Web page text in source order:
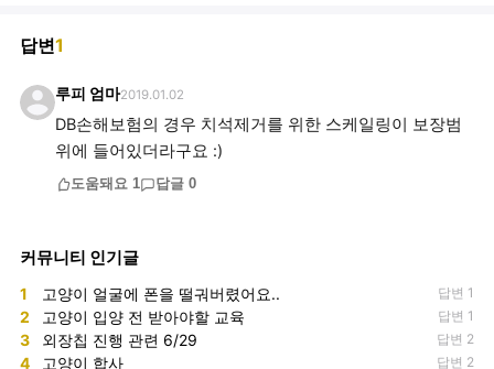
답변1
루피 엄마2019.01.02
DB손해보험의 경우 치석제거를 위한 스케일링이 보장범
위에 들어있더라구요 :)
도움돼요 1 답글 0
커뮤니티 인기글
1 고양이 얼굴에 폰을 떨궈버렸어요.. 답변 1
2 고양이 입양 전 받아야할 교육 답변 1
3 외장칩 진행 관련 6/29 답변 2
4 고양이 합사 답변 2